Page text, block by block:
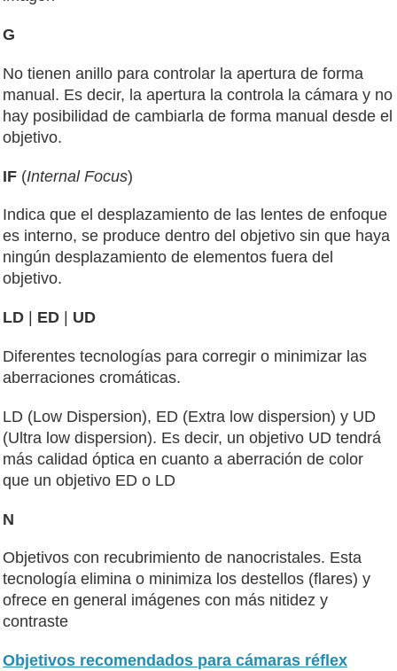
G
No tienen anillo para controlar la apertura de forma
manual. Es decir, la apertura la controla la cámara y no
hay posibilidad de cambiarla de forma manual desde el
objetivo.
IF (Internal Focus)
Indica que el desplazamiento de las lentes de enfoque
es interno, se produce dentro del objetivo sin que haya
ningún desplazamiento de elementos fuera del
objetivo.
LD ED UD
Diferentes tecnologías para corregir o minimizar las
aberraciones cromáticas.
LD (Low Dispersion), ED (Extra low dispersion) y UD
(Ultra low dispersion). Es decir, un objetivo UD tendrá
más calidad óptica en cuanto a aberración de color
que un objetivo ED o LD
N
Objetivos con recubrimiento de nanocristales. Esta
tecnología elimina o minimiza los destellos (flares) y
ofrece en general imágenes con más nitidez y
contraste
Objetivos recomendados para cámaras réflex